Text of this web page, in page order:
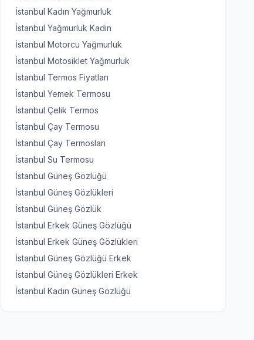
İstanbul Kadın Yağmurluk
İstanbul Yağmurluk Kadın
İstanbul Motorcu Yağmurluk
İstanbul Motosiklet Yağmurluk
İstanbul Termos Fiyatları
İstanbul Yemek Termosu
İstanbul Çelik Termos
İstanbul Çay Termosu
İstanbul Çay Termosları
İstanbul Su Termosu
İstanbul Güneş Gözlüğü
İstanbul Güneş Gözlükleri
İstanbul Güneş Gözlük
İstanbul Erkek Güneş Gözlüğü
İstanbul Erkek Güneş Gözlükleri
İstanbul Güneş Gözlüğü Erkek
İstanbul Güneş Gözlükleri Erkek
İstanbul Kadın Güneş Gözlüğü